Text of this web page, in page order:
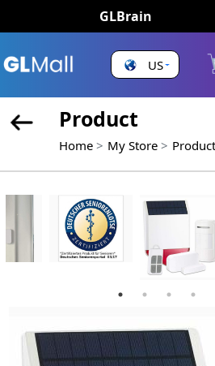
GLBrain
US
Product
Home My Store Product